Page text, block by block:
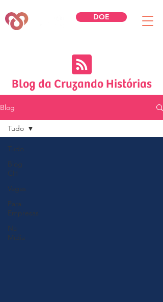
DOE
Blog da Cruzando Histórias
Blog
Tudo
Blog
CH
Vagas
Para
Empresas
Na
Mídia
Tudo